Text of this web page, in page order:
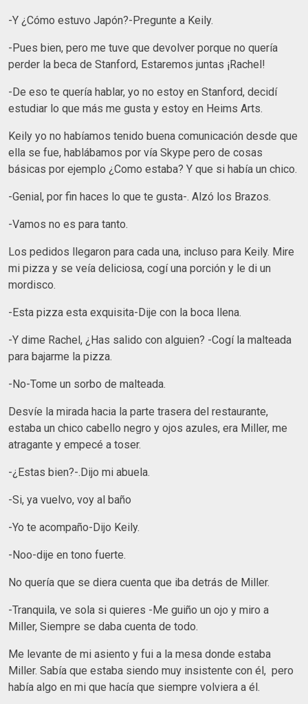
-Y ¿Cómo estuvo Japón?-Pregunte a Keily.
-Pues bien, pero me tuve que devolver porque no quería
perder la beca de Stanford, Estaremos juntas ¡Rachel!
-De eso te quería hablar, yo no estoy en Stanford, decidí
estudiar lo que más me gusta y estoy en Heims Arts.
Keily yo no habíamos tenido buena comunicación desde que
ella se fue, hablábamos por vía Skype pero de cosas
básicas por ejemplo ¿Como estaba? Y que si había un chico.
-Genial, por fin haces lo que te gusta-. Alzó los Brazos.
-Vamos no es para tanto.
Los pedidos llegaron para cada una, incluso para Keily. Mire
mi pizza y se veía deliciosa, cogí una porción y le di un
mordisco.
-Esta pizza esta exquisita-Dije con la boca llena.
-Y dime Rachel, ¿Has salido con alguien? -Cogí la malteada
para bajarme la pizza.
-No-Tome un sorbo de malteada.
Desvíe la mirada hacia la parte trasera del restaurante,
estaba un chico cabello negro y ojos azules, era Miller, me
atragante y empecé a toser.
-¿Estas bien?-.Dijo mi abuela.
-Si, ya vuelvo, voy al baño
-Yo te acompaño-Dijo Keily.
-Noo-dije en tono fuerte.
No quería que se diera cuenta que iba detrás de Miller.
-Tranquila, ve sola si quieres -Me guiño un ojo y miro a
Miller, Siempre se daba cuenta de todo.
Me levante de mi asiento y fui a la mesa donde estaba
Miller. Sabía que estaba siendo muy insistente con él, pero
había algo en mi que hacía que siempre volviera a él.